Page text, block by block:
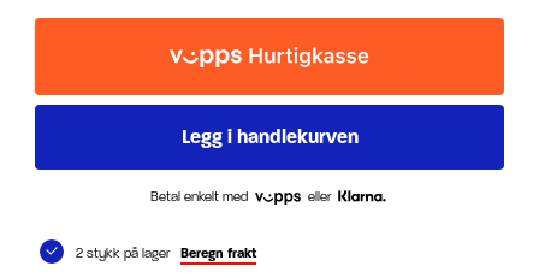
Betal enkelt med eller
2 stykk på lager Beregn frakt